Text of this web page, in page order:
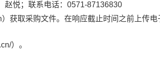
赵悦；联系电话：0571-87136830
获取采购文件。在响应截止时间之前上传电
）。